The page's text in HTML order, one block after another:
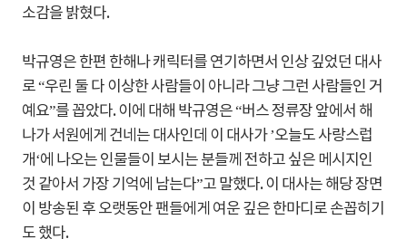
소감을 밝혔다.
박규영은 한편 한해나 캐릭터를 연기하면서 인상 깊었던 대사
로 “우린 둘 다 이상한 사람들이 아니라 그냥 그런 사람들인 거
예요”를 꼽았다. 이에 대해 박규영은 “버스 정류장 앞에서 해
나가 서원에게 건네는 대사인데 이 대사가 ’오늘도 사랑스럽
개‘에 나오는 인물들이 보시는 분들께 전하고 싶은 메시지인
것 같아서 가장 기억에 남는다”고 말했다. 이 대사는 해당 장면
이 방송된 후 오랫동안 팬들에게 여운 깊은 한마디로 손꼽히기
도 했다.